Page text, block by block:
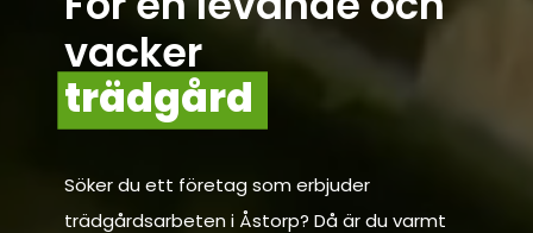
vacker
trädgård
Söker du ett företag som erbjuder
trädgårdsarbeten i Åstorp? Då är du varmt